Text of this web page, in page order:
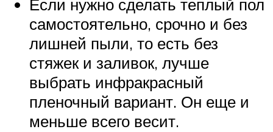
Если нужно сделать теплый пол
самостоятельно, срочно и без
лишней пыли, то есть без
стяжек и заливок, лучше
выбрать инфракрасный
пленочный вариант. Он еще и
меньше всего весит.